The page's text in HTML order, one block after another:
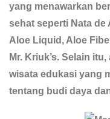
yang menawarkan
sehat seperti Nata de
Aloe Liquid, Aloe
Mr. Kriuk’s. Selain itu,
wisata edukasi yang
tentang budi daya